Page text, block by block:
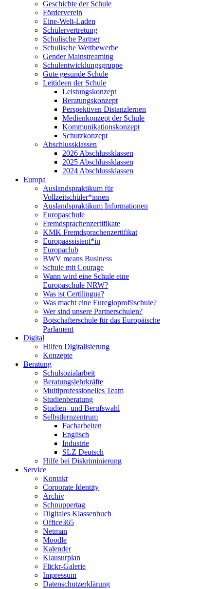
Geschichte der Schule
Förderverein
Eine-Welt-Laden
Schülervertretung
Schulische Partner
Schulische Wettbewerbe
Gender Mainstreaming
Schulentwicklungsgruppe
Gute gesunde Schule
Leitideen der Schule
Leistungskonzept
Beratungskonzept
Perspektiven Distanzlernen
Medienkonzept der Schule
Kommunikationskonzept
Schutzkonzept
Abschlussklassen
2026 Abschlussklassen
2025 Abschlussklassen
2024 Abschlussklassen
Europa
Auslandspraktikum für
Vollzeitschüler*innen
Auslandspraktikum Informationen
Europaschule
Fremdsprachenzertifikate
KMK Fremdsprachenzertifikat
Europaassistent*in
Europaclub
BWV means Business
Schule mit Courage
Wann wird eine Schule eine
Europaschule NRW?
Was ist Certilingua?
Was macht eine Euregioprofilschule?
Wer sind unsere Partnerschulen?
Botschafterschule für das Europäische
Parlament
Digital
Hilfen Digitalisierung
Konzepte
Beratung
Schulsozialarbeit
Beratungslehrkräfte
Multiprofessionelles Team
Studienberatung
Studien- und Berufswahl
Selbstlernzentrum
Facharbeiten
Englisch
Industrie
SLZ Deutsch
Hilfe bei Diskriminierung
Service
Kontakt
Corporate Identity
Archiv
Schnuppertag
Digitales Klassenbuch
Office365
Netman
Moodle
Kalender
Klausurplan
Flickr-Galerie
Impressum
Datenschutzerklärung